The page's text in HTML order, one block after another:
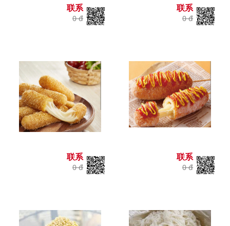
联系
0 đ
联系
0 đ
联系
0 đ
联系
0 đ